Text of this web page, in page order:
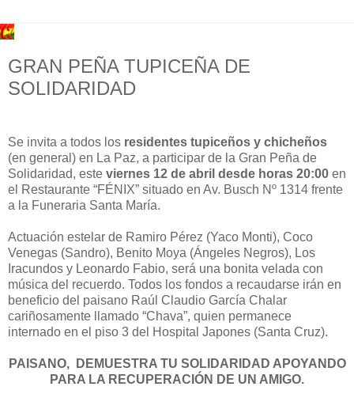
GRAN PEÑA TUPICEÑA DE
SOLIDARIDAD
Se invita a todos los residentes tupiceños y chicheños
(en general) en La Paz, a participar de la Gran Peña de
Solidaridad, este viernes 12 de abril desde horas 20:00 en
el Restaurante “FÉNIX” situado en Av. Busch Nº 1314 frente
a la Funeraria Santa María.
Actuación estelar de Ramiro Pérez (Yaco Monti), Coco
Venegas (Sandro), Benito Moya (Ángeles Negros), Los
Iracundos y Leonardo Fabio, será una bonita velada con
música del recuerdo. Todos los fondos a recaudarse irán en
beneficio del paisano Raúl Claudio García Chalar
cariñosamente llamado “Chava”, quien permanece
internado en el piso 3 del Hospital Japones (Santa Cruz).
PAISANO, DEMUESTRA TU SOLIDARIDAD APOYANDO
PARA LA RECUPERACIÓN DE UN AMIGO.